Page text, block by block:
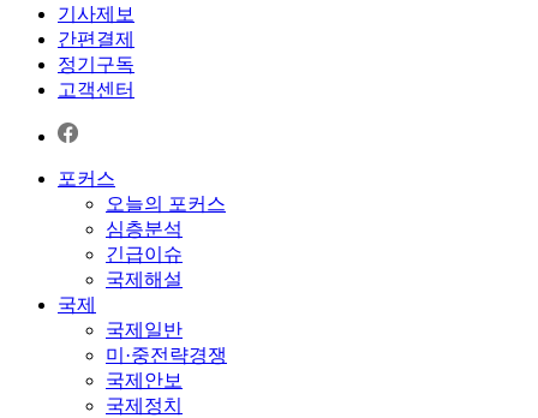
기사제보
간편결제
정기구독
고객센터
포커스
오늘의 포커스
심층분석
긴급이슈
국제해설
국제
국제일반
미·중전략경쟁
국제안보
국제정치